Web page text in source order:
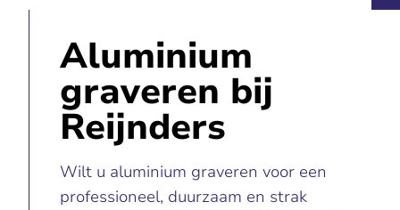
Aluminium
graveren bij
Reijnders
Wilt u aluminium graveren voor een
professioneel, duurzaam en strak